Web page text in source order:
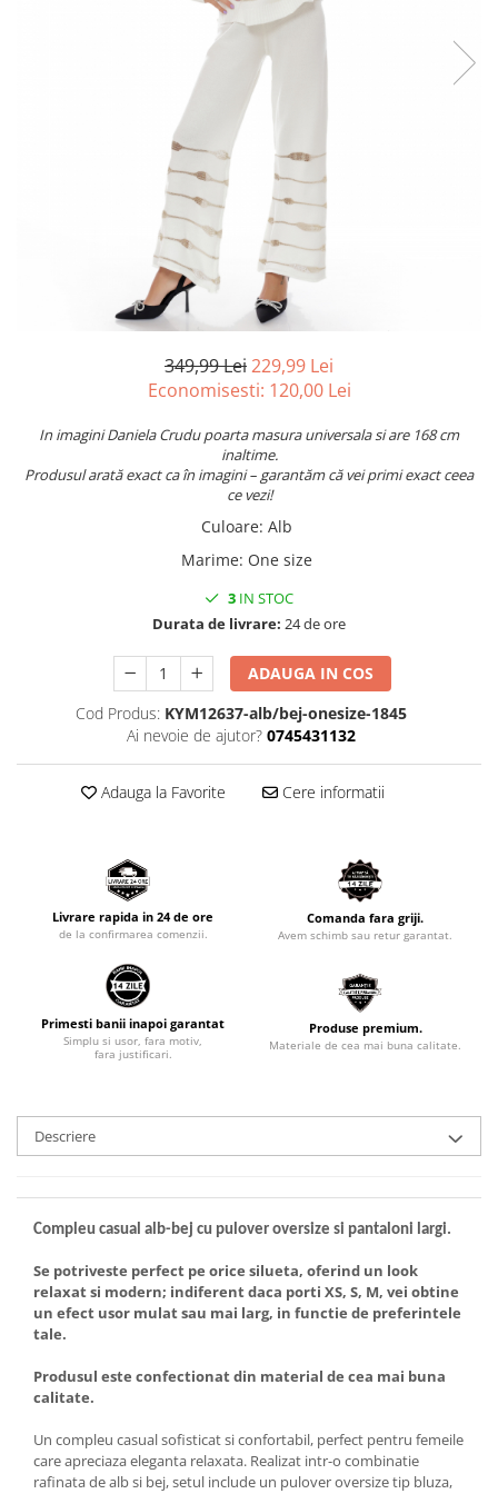
349,99 Lei229,99 Lei
Economisesti: 120,00 Lei
In imagini Daniela Crudu poarta masura universala si are 168 cm
inaltime.
Produsul arată exact ca în imagini – garantăm că vei primi exact ceea
ce vezi!
Culoare: Alb
Marime: One size
3 IN STOC
Durata de livrare: 24 de ore
ADAUGA IN COS
Cod Produs: KYM12637-alb/bej-onesize-1845
Ai nevoie de ajutor? 0745431132
Adauga la Favorite Cere informatii
Livrare rapida in 24 de ore
de la confirmarea comenzii.
Comanda fara griji.
Avem schimb sau retur garantat.
Primesti banii inapoi garantat
Simplu si usor, fara motiv,
fara justificari.
Produse premium.
Materiale de cea mai buna calitate.
Descriere
Compleu casual alb-bej cu pulover oversize si pantaloni largi.
Se potriveste perfect pe orice silueta, oferind un look
relaxat si modern; indiferent daca porti XS, S, M, vei obtine
un efect usor mulat sau mai larg, in functie de preferintele
tale.
Produsul este confectionat din material de cea mai buna
calitate.
Un compleu casual sofisticat si confortabil, perfect pentru femeile
care apreciaza eleganta relaxata. Realizat intr-o combinatie
rafinata de alb si bej, setul include un pulover oversize tip bluza,